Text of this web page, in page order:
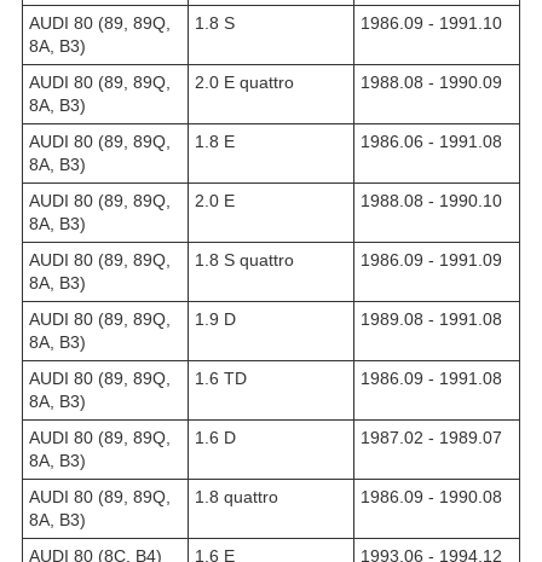
AUDI 80 (89, 89Q,
8A, B3)
1.8 S 1986.09 - 1991.10
AUDI 80 (89, 89Q,
8A, B3)
2.0 E quattro 1988.08 - 1990.09
AUDI 80 (89, 89Q,
8A, B3)
1.8 E 1986.06 - 1991.08
AUDI 80 (89, 89Q,
8A, B3)
2.0 E 1988.08 - 1990.10
AUDI 80 (89, 89Q,
8A, B3)
1.8 S quattro 1986.09 - 1991.09
AUDI 80 (89, 89Q,
8A, B3)
1.9 D 1989.08 - 1991.08
AUDI 80 (89, 89Q,
8A, B3)
1.6 TD 1986.09 - 1991.08
AUDI 80 (89, 89Q,
8A, B3)
1.6 D 1987.02 - 1989.07
AUDI 80 (89, 89Q,
8A, B3)
1.8 quattro 1986.09 - 1990.08
AUDI 80 (8C, B4) 1.6 E
1993.06 - 1994.12